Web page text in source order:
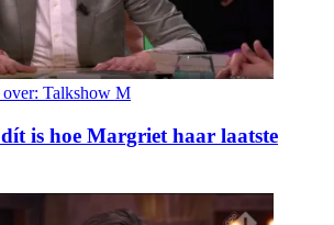
Talkshow M
is hoe Margriet haar laatste